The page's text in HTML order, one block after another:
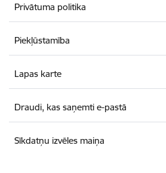
Privātuma politika
Piekļūstamība
Lapas karte
Draudi, kas saņemti e-pastā
Sīkdatņu izvēles maiņa